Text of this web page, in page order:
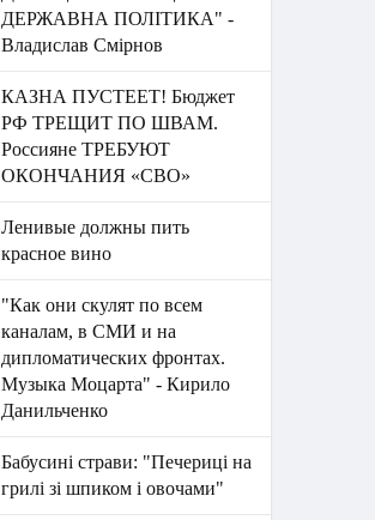
ДЕРЖАВНА ПОЛІТИКА" -
Владислав Смірнов
КАЗНА ПУСТЕЕТ! Бюджет
РФ ТРЕЩИТ ПО ШВАМ.
Россияне ТРЕБУЮТ
ОКОНЧАНИЯ «СВО»
Ленивые должны пить
красное вино
"Как они скулят по всем
каналам, в СМИ и на
дипломатических фронтах.
Музыка Моцарта" - Кирило
Данильченко
Бабусині страви: "Печериці на
грилі зі шпиком і овочами"